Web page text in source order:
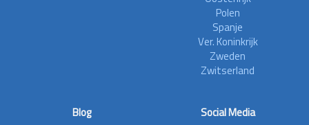
Polen
Spanje
Ver. Koninkrijk
Zweden
Zwitserland
Blog
Social Media